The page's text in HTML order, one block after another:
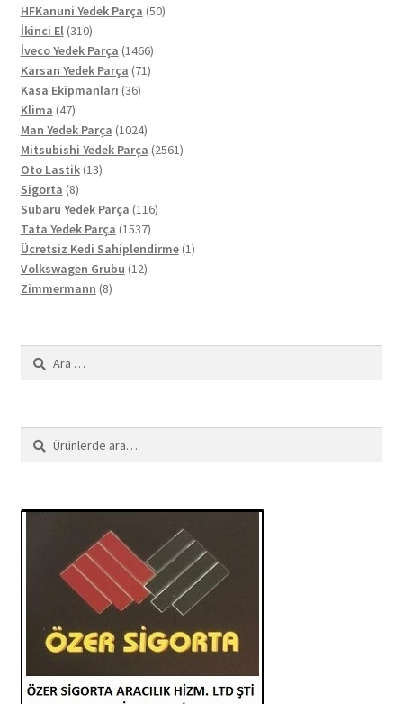
ürün
HFKanuni Yedek Parça 5050
İkinci El 310310
ürün
İveco Yedek Parça 14661466
ürün
Karsan Yedek Parça 7171
Kasa Ekipmanları 3636
Klima 4747
ürün
Man Yedek Parça 10241024
ürün
Mitsubishi Yedek Parça 25612561
Oto Lastik 1313
Sigorta 88
ürün
Subaru Yedek Parça 116116
Tata Yedek Parça 15371537
ürün
Ücretsiz Kedi Sahiplendirme 11
Volkswagen Grubu 1212
Zimmermann 88
Arama:
Ara:
Ara